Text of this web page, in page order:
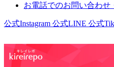
お電話でのお問い合わせ
公式Instagram 公式LINE 公式